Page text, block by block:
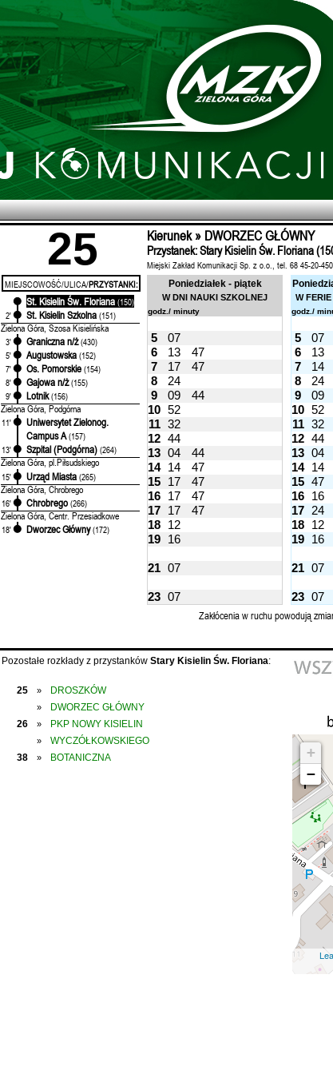
25 Kierunek » DWORZEC GŁÓWNY
Przystanek: Stary Kisielin Św. Floriana
Miejski Zakład Komunikacji Sp. z o.o., tel. 68 45-20-
MIEJSCOWOŚĆ/ULICA/PRZYSTANKI:
St. Kisielin Św. Floriana (150)
2'
St. Kisielin Szkolna (151)
Zielona Góra, Szosa Kisielińska
3' Graniczna n/ż (430)
5'
Augustowska (152)
7'
Os. Pomorskie (154)
8'
Gajowa n/ż (155)
9'
Lotnik (156)
Zielona Góra, Podgórna
11'
Uniwersytet Zielonog.
Campus A (157)
13'
Szpital (Podgórna) (264)
Zielona Góra, pl.Piłsudskiego
15' Urząd Miasta (265)
Zielona Góra, Chrobrego
16' Chrobrego (266)
Zielona Góra, Centr. Przesiadkowe
18' Dworzec Główny (172)
Poniedziałek - piątek
W DNI NAUKI SZKOLNEJ W
godz./ minuty godz./
5 07 5 07
6
13 47 6 13
7
17 47 7 14
8
24 8
24
9
09 44 9 09
10 52 10 52
11 32 11 32
12 44 12 44
13 04 44 13 04
14 14 47 14 14
15 17 47 15 47
16 17 47 16 16
17 17 47 17 24
18 12 18 12
19 16 19 16
21 07 21 07
23 07 23 07
Zakłócenia w ruchu powodują
Pozostałe rozkłady z przystanków Stary Kisielin Św. Floriana:
25 » DROSZKÓW
»
DWORZEC GŁÓWNY
26
» PKP NOWY KISIELIN
»
WYCZÓŁKOWSKIEGO
38
» BOTANICZNA
+
−